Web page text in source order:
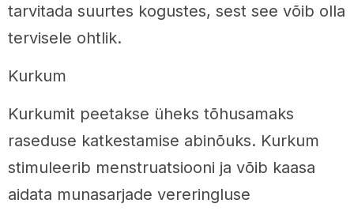
tarvitada suurtes kogustes, sest see võib olla
tervisele ohtlik.
Kurkum
Kurkumit peetakse üheks tõhusamaks
raseduse katkestamise abinõuks. Kurkum
stimuleerib menstruatsiooni ja võib kaasa
aidata munasarjade vereringluse